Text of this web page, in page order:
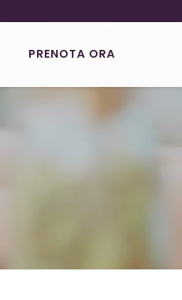
PRENOTA ORA